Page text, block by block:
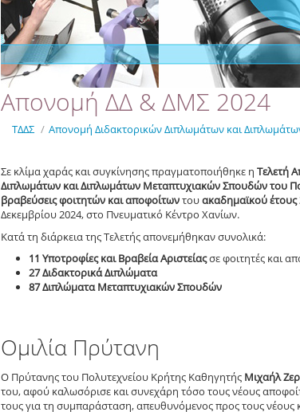
Απονομή ΔΔ & ΔΜΣ 2024
ΤΔΔΣ / Απονομή Διδακτορικών Διπλωμάτων και
Σε κλίμα χαράς και συγκίνησης πραγματοποιήθηκε η Τελετή
Διπλωμάτων και Διπλωμάτων Μεταπτυχιακών Σπουδών του
βραβεύσεις φοιτητών και αποφοίτωντουακαδημαϊκού έτους
Δεκεμβρίου 2024, στο Πνευματικό Κέντρο Χανίων.
Κατά τη διάρκεια της Τελετής απονεμήθηκαν συνολικά:
11 Υποτροφίες και Βραβεία Αριστείαςσε φοιτητές και
27 Διδακτορικά Διπλώματα
87 Διπλώματα Μεταπτυχιακών Σπουδών
Ομιλία Πρύτανη
Ο Πρύτανης του Πολυτεχνείου Κρήτης Καθηγητής Μιχαήλ
του, αφού καλωσόρισε και συνεχάρη τόσο τους νέους
τους για τη συμπαράσταση, απευθυνόμενος προς τους νέους